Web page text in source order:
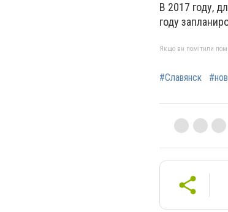
В 2017 году,
году
Якщо ви помітили
#Славянск